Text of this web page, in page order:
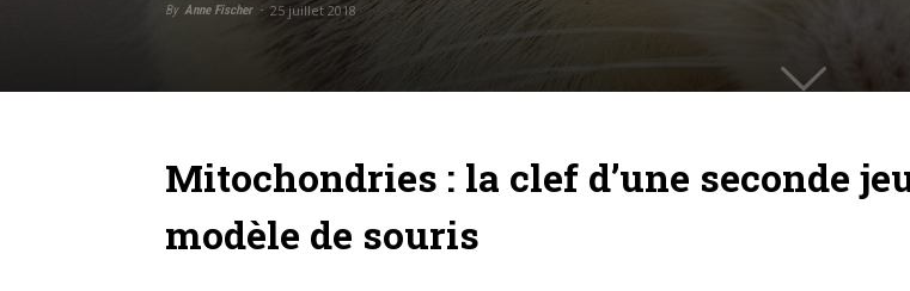
By Anne Fischer - 25 juillet 2018
Mitochondries : la clef d’une seconde
modèle de souris